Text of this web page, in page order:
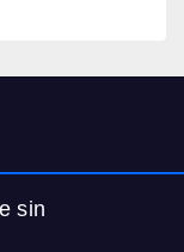
sin